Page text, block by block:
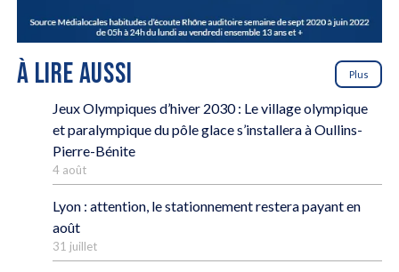
À LIRE AUSSI Plus
Jeux Olympiques d’hiver 2030 : Le village olympique
et paralympique du pôle glace s’installera à Oullins-
Pierre-Bénite
4 août
Lyon : attention, le stationnement restera payant en
août
31 juillet